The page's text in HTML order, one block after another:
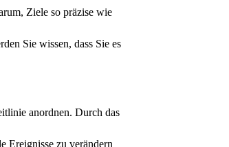
Ziele so präzise wie
Sie wissen, dass Sie es
anordnen. Durch das
Ereignisse zu verändern